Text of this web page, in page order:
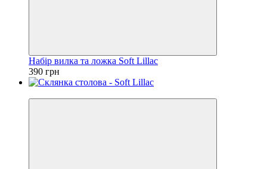
Набір вилка та ложка Soft Lillac
390 грн